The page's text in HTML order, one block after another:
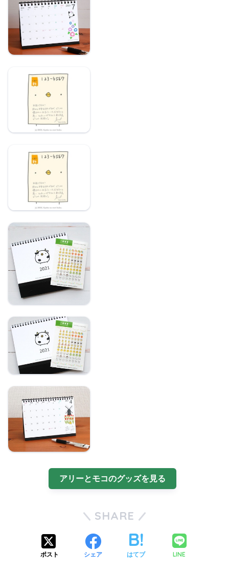
【完売】2020年卓上カ
レンダー
【後払い決済不可】
キ【後払い決済不可】
【早割セット10月末ま
で】2021年卓上カレン
ダーとスケジュールシ
ールのセット
ぴよ様専用ページ
【セール】2021年卓上
カレンダー
アリーとモコのグッズを見る
SHARE
ポスト シェア はてブ LINE